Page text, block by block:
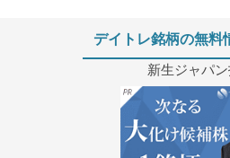
デイトレ銘柄の無料
新生ジャパ